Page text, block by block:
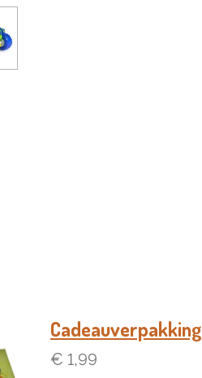
Cadeauverpakking
€ 1,99